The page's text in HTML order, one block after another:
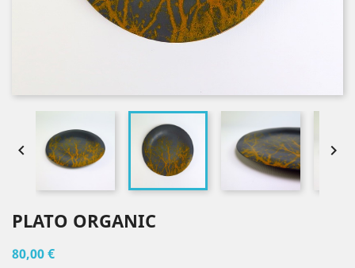
 
PLATO ORGANIC
80,00 €